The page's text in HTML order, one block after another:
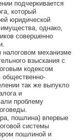
подчеркивается
который
юридической
однако,
совершенно
налоговом механизме
взыскания с
кодексом
общественно-
так же выпукло
и
проблему
пошлина) впервые
системы
пошлиной и